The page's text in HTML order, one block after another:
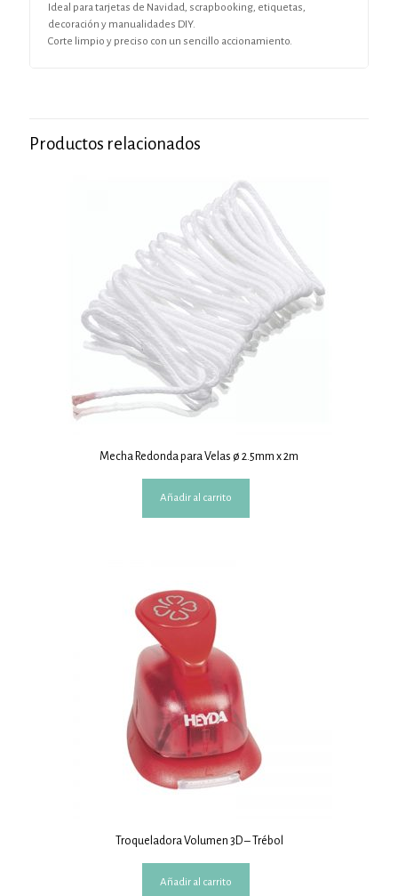
Ideal para tarjetas de Navidad, scrapbooking, etiquetas,
decoración y manualidades DIY.
Corte limpio y preciso con un sencillo accionamiento.
Productos relacionados
Mecha Redonda para Velas ø 2.5mm x 2m
Añadir al carrito
Troqueladora Volumen 3D – Trébol
Añadir al carrito